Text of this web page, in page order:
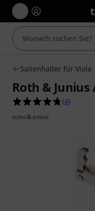
Saitenhalter für Viola
Roth & Junius
4.8 von 5
(4)